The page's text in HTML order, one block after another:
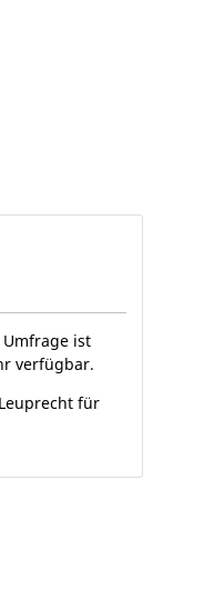
ist
verfügbar.
für